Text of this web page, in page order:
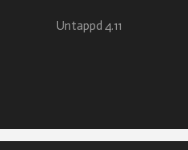
Untappd 4.11